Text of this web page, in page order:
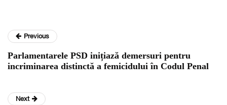
Previous
Parlamentarele PSD inițiază demersuri pentru
incriminarea distinctă a femicidului în Codul Penal
Next